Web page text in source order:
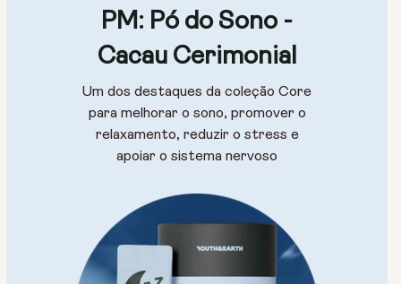
PM: Pó do Sono -
Cacau Cerimonial
Um dos destaques da coleção Core
para melhorar o sono, promover o
relaxamento, reduzir o stress e
apoiar o sistema nervoso